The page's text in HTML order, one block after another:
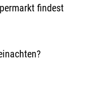
findest